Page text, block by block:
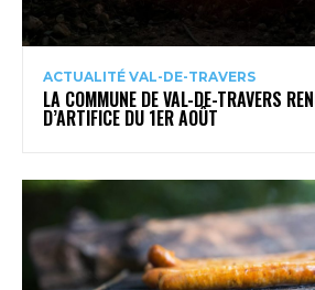
ACTUALITÉ VAL-DE-TRAVERS
LA COMMUNE DE VAL-DE-TRAVERS
D’ARTIFICE DU 1ER AOÛT